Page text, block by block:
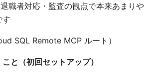
職者対応・監査の観点で本来あまりや
す
SQL Remote MCP ルート）
と（初回セットアップ）